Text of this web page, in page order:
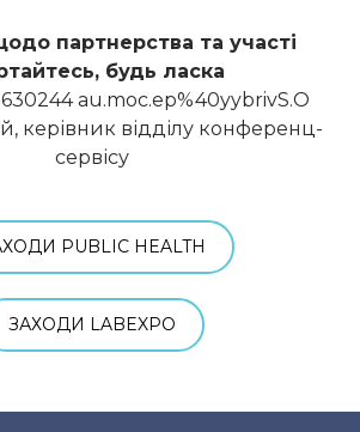
партнерства та участі
будь ласка
au.moc.ep%40yybrivS.O
керівник відділу конференц-
сервісу
PUBLIC HEALTH
ЗАХОДИ LABEXPO